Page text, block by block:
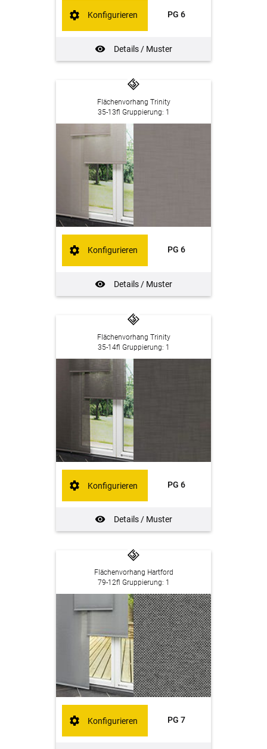
PG 6
Details / Muster
Konfigurieren
Flächenvorhang Trinity
35-13fl Gruppierung: 1
PG 6
Details / Muster
Konfigurieren
Flächenvorhang Trinity
35-14fl Gruppierung: 1
PG 6
Details / Muster
Konfigurieren
Flächenvorhang Hartford
79-12fl Gruppierung: 1
PG 7
Konfigurieren